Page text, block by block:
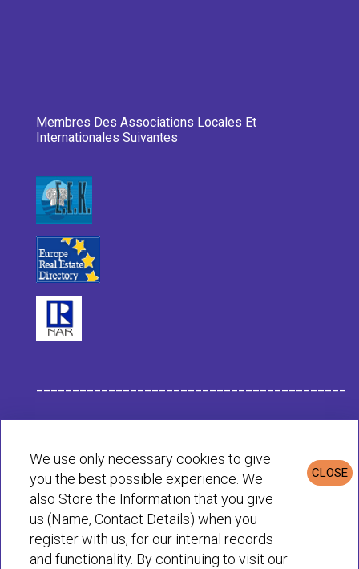
Membres Des Associations Locales Et
Internationales Suivantes
Politique de Confidentialité et de Cookies
© Habit 2001-2025 All rights reserved
CLOSE
We use only necessary cookies to give
you the best possible experience. We
also Store the Information that you give
us (Name, Contact Details) when you
register with us, for our internal records
and functionality. By continuing to visit our